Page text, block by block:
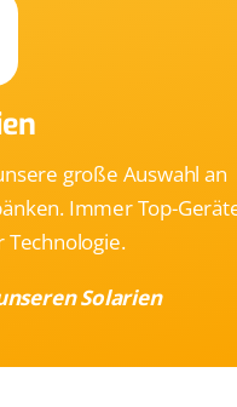
große Auswahl an
Immer Top-
Technologie.
Solarien